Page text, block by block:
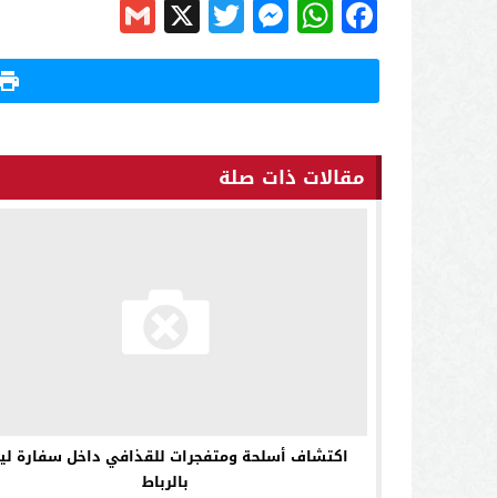
Facebook
WhatsApp
Messenger
Twitter
X
Gmail
مقالات ذات صلة
اكتشاف أسلحة ومتفجرات للقذافي داخل سفارة
بالرباط